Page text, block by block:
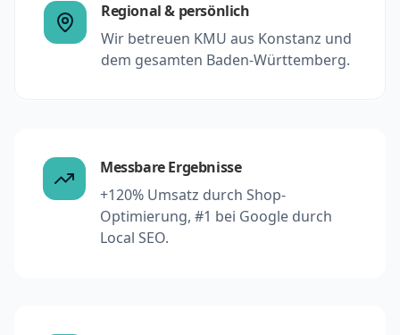
Regional & persönlich
Wir betreuen KMU aus Konstanz und
dem gesamten Baden-Württemberg.
Messbare Ergebnisse
+120% Umsatz durch Shop-
Optimierung, #1 bei Google durch
Local SEO.